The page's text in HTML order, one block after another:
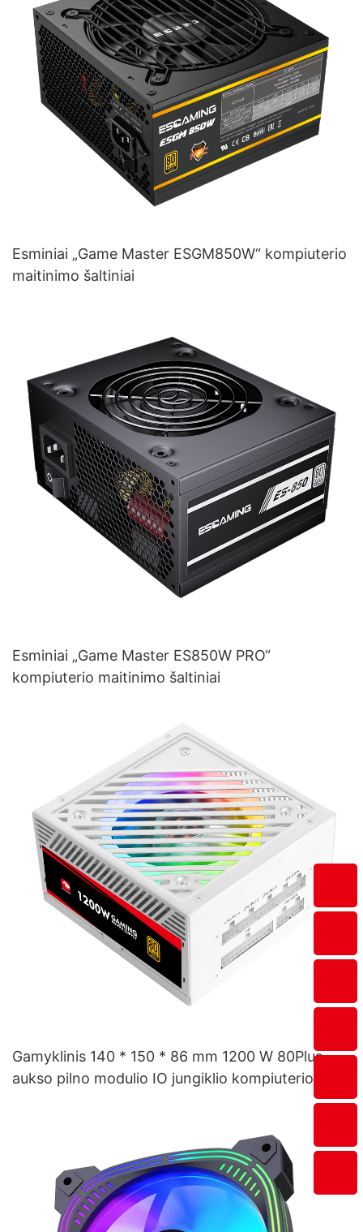
Esminiai „Game Master ESGM850W“ kompiuterio
maitinimo šaltiniai
Esminiai „Game Master ES850W PRO“
kompiuterio maitinimo šaltiniai
Gamyklinis 140 * 150 * 86 mm 1200 W 80Plus
aukso pilno modulio IO jungiklio kompiuterio